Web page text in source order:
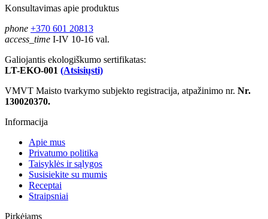
Konsultavimas apie produktus
phone +370 601 20813
access_time I-IV 10-16 val.
Galiojantis ekologiškumo sertifikatas:
LT-EKO-001 (Atsisiųsti)
VMVT Maisto tvarkymo subjekto registracija, atpažinimo nr. Nr.
130020370.
Informacija
Apie mus
Privatumo politika
Taisyklės ir sąlygos
Susisiekite su mumis
Receptai
Straipsniai
Pirkėjams